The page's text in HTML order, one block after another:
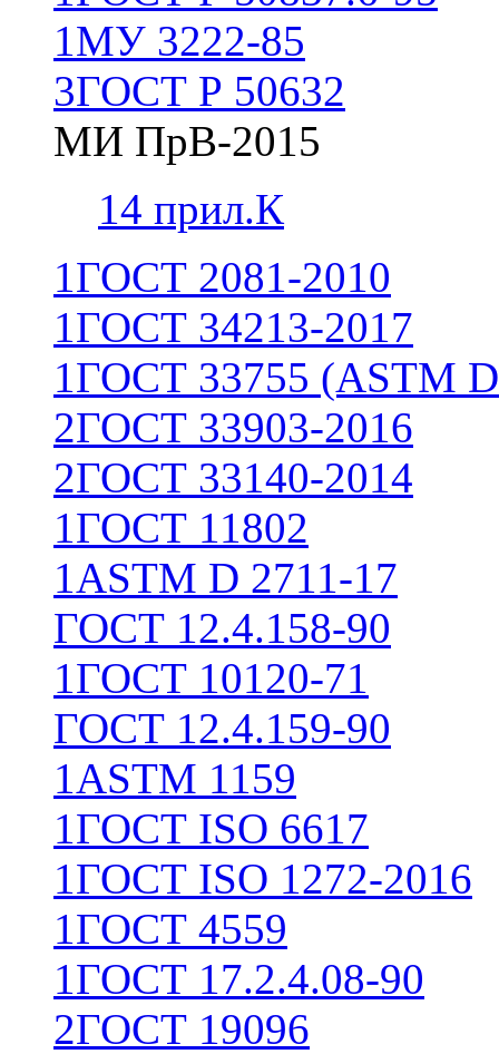
1МУ 3222-85
3ГОСТ Р 50632
МИ ПрВ-2015
14 прил.К
1ГОСТ 2081-2010
1ГОСТ 34213-2017
1ГОСТ 33755 (ASTM
2ГОСТ 33903-2016
2ГОСТ 33140-2014
1ГОСТ 11802
1ASTM D 2711-17
ГОСТ 12.4.158-90
1ГОСТ 10120-71
ГОСТ 12.4.159-90
1ASTM 1159
1ГОСТ ISO 6617
1ГОСТ ISO 1272-2016
1ГОСТ 4559
1ГОСТ 17.2.4.08-90
2ГОСТ 19096